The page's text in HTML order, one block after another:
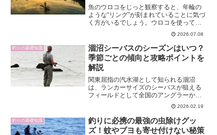
魚のウロコをじっと観察すると、年輪の
ような“リング”が刻まれていることに気づ
く方がいるでしょう。ウロコを使って魚
の年齢を推定する方法は、漁業や生態研
究で重要な手法の一つです。この記事で
は、魚 ウロコ 年齢というキーワードで検
索する人が知りた...
2026.07.08
釣りの基礎知識
涸沼シーバスのシーズンはいつ？
季節ごとの傾向と攻略ポイントを
解説
関東屈指の汽水湖として知られる涸沼
は、ランカーサイズのシーバスが狙える
フィールドとして全国のアングラーから
注目されています。一方で、川でも海で
もない独特の環境のため、ベストシーズ
ンや狙いどきが分かりにくいと感じる方
も多いはずです。本記事では...
2026.02.19
釣りの基礎知識
釣りに必携の最強の虫除けグッ
ズ！蚊やブヨも寄せ付けない秘策